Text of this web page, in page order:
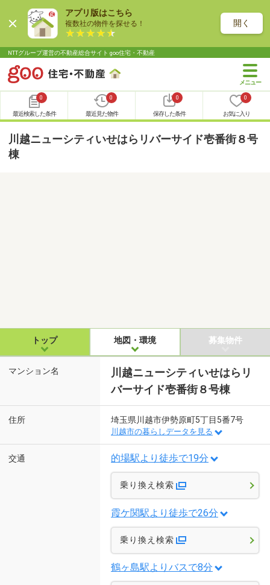
アプリ版はこちら
複数社の物件を探せる！ 開く
NTTグループ運営の不動産総合サイト goo住宅・不動産
0
最近検索した条件
0
最近見た物件
0
保存した条件
0
お気に入り
川越ニューシティいせはらリバーサイド壱番街８号
棟
トップ 地図・環境 募集物件
マンション名
川越ニューシティいせはらリ
バーサイド壱番街８号棟
住所 埼玉県川越市伊勢原町5丁目5番7号
川越市の暮らしデータを見る
交通 的場駅より徒歩で19分
乗り換え検索
霞ケ関駅より徒歩で26分
乗り換え検索
鶴ヶ島駅よりバスで8分